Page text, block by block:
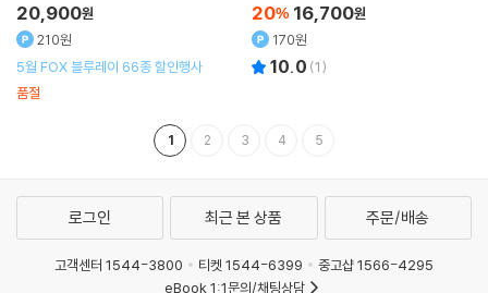
20,900원
210원
5월 FOX 블루레이 66종 할인행사
품절
20% 16,700원
170원
10.0 (1)
1 2 3 4 5
로그인 최근 본 상품 주문/배송
고객센터 1544-3800 티켓 1544-6399
중고샵 1566-4295
eBook 1:1문의/채팅상담